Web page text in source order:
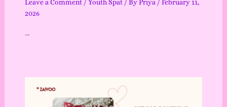
Leave a Comment / Youth Spat/ ByPriya / February 11,
2026
…